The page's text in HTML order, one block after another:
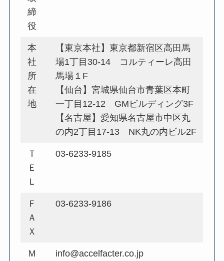
締
役
本
社
所
在
地
【東京本社】東京都新宿区高田馬
場1丁目30-14 コルティーレ高田
馬場１F
【仙台】宮城県仙台市青葉区本町
一丁目12-12 GMビルディング3F
【名古屋】愛知県名古屋市中区丸
の内2丁目17-13 NK丸の内ビル2F
Ｔ
Ｅ
Ｌ
03-6233-9185
Ｆ
Ａ
Ｘ
03-6233-9186
Ｍ
info@accelfacter.co.jp